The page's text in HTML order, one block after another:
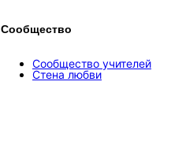
Сообщество
Сообщество учителей
Стена любви